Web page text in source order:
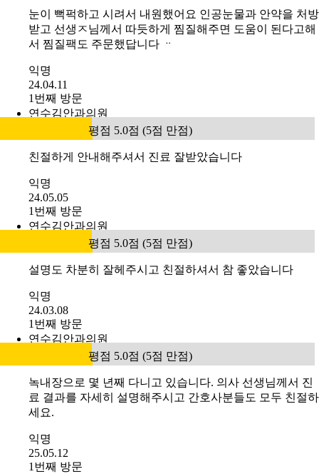
눈이 뻑퍽하고 시려서 내원했어요 인공눈물과 안약을 처방
받고 선생ㅈ님께서 따듯하게 찜질해주면 도움이 된다고해
서 찜질팩도 주문했답니다 ᆢ
익명
24.04.11
1번째 방문
연수김안과의원
평점 5.0점 (5점 만점)
친절하게 안내해주셔서 진료 잘받았습니다
익명
24.05.05
1번째 방문
연수김안과의원
평점 5.0점 (5점 만점)
설명도 차분히 잘헤주시고 친절하셔서 참 좋았습니다
익명
24.03.08
1번째 방문
연수김안과의원
평점 5.0점 (5점 만점)
녹내장으로 몇 년째 다니고 있습니다. 의사 선생님께서 진
료 결과를 자세히 설명해주시고 간호사분들도 모두 친절하
세요.
익명
25.05.12
1번째 방문